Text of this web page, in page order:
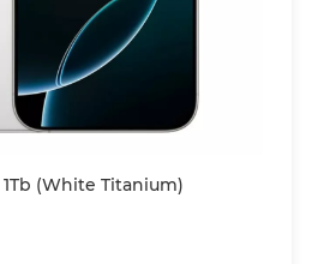
(White Titanium)